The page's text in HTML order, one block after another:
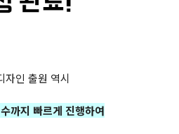
자인 출원 역시
까지 빠르게 진행하여